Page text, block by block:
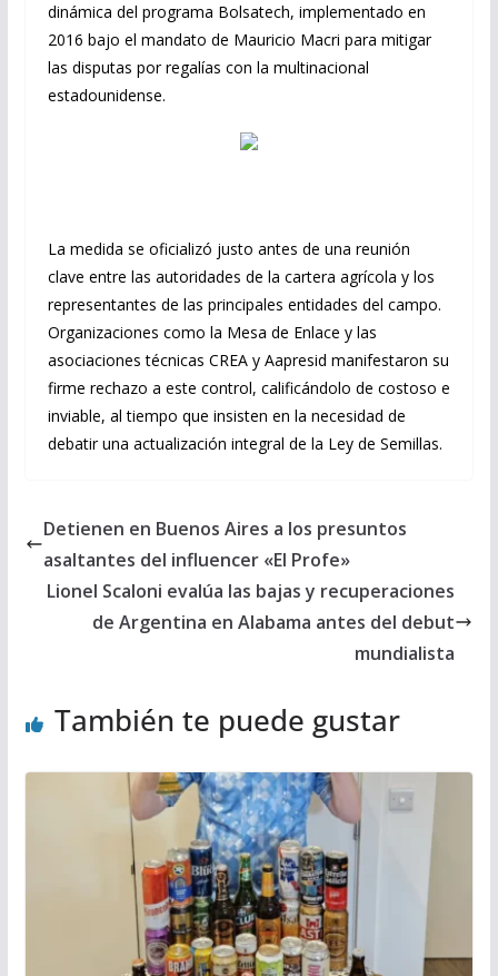
dinámica del programa Bolsatech, implementado en
2016 bajo el mandato de Mauricio Macri para mitigar
las disputas por regalías con la multinacional
estadounidense.
La medida se oficializó justo antes de una reunión
clave entre las autoridades de la cartera agrícola y los
representantes de las principales entidades del campo.
Organizaciones como la Mesa de Enlace y las
asociaciones técnicas CREA y Aapresid manifestaron su
firme rechazo a este control, calificándolo de costoso e
inviable, al tiempo que insisten en la necesidad de
debatir una actualización integral de la Ley de Semillas.
Detienen en Buenos Aires a los presuntos
asaltantes del influencer «El Profe»
Lionel Scaloni evalúa las bajas y recuperaciones
de Argentina en Alabama antes del debut
mundialista
También te puede gustar